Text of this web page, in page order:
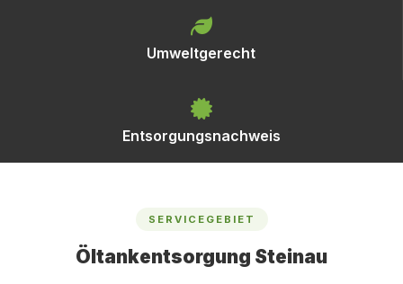
Umweltgerecht
Entsorgungsnachweis
SERVICEGEBIET
Öltankentsorgung Steinau